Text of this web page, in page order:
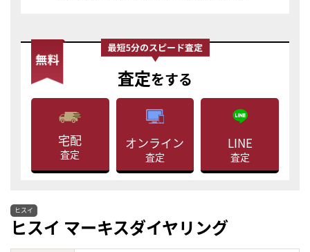
査定をする
宅配
査定
オンライン
査定
LINE
査定
ヒスイ
ヒスイ マーキスダイヤリング